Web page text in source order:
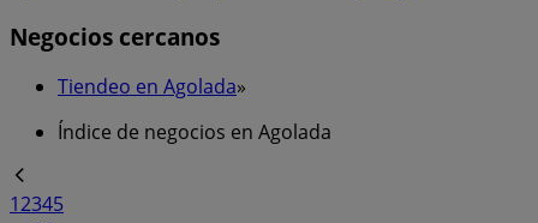
Negocios cercanos
Tiendeo en Agolada»
Índice de negocios en Agolada
12345